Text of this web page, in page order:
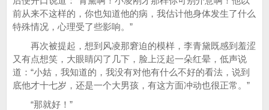
前从来不这样的，你也知道他的病，我估计他身体发生了什么
特殊情况，心理受了些影响。”
再次被提起，想到风凌那窘迫的模样，李青黛既感到羞涩
又有点想笑，大眼睛闪了几下，脸上泛起一朵红晕，低声说
道：“小姑，我知道的，我没有对他有什么不好的看法，说到
底他才十七岁，还是一个大男孩，有这方面冲动也很正常。”
“那就好！”